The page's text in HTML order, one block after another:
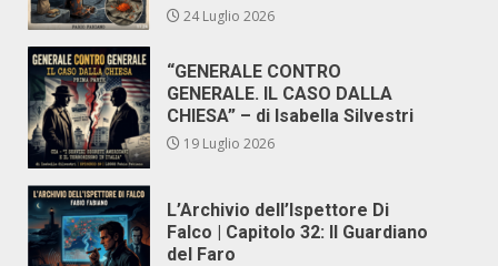
24 Luglio 2026
“GENERALE CONTRO
GENERALE. IL CASO DALLA
CHIESA” – di Isabella Silvestri
19 Luglio 2026
L’Archivio dell’Ispettore Di
Falco | Capitolo 32: Il Guardiano
del Faro